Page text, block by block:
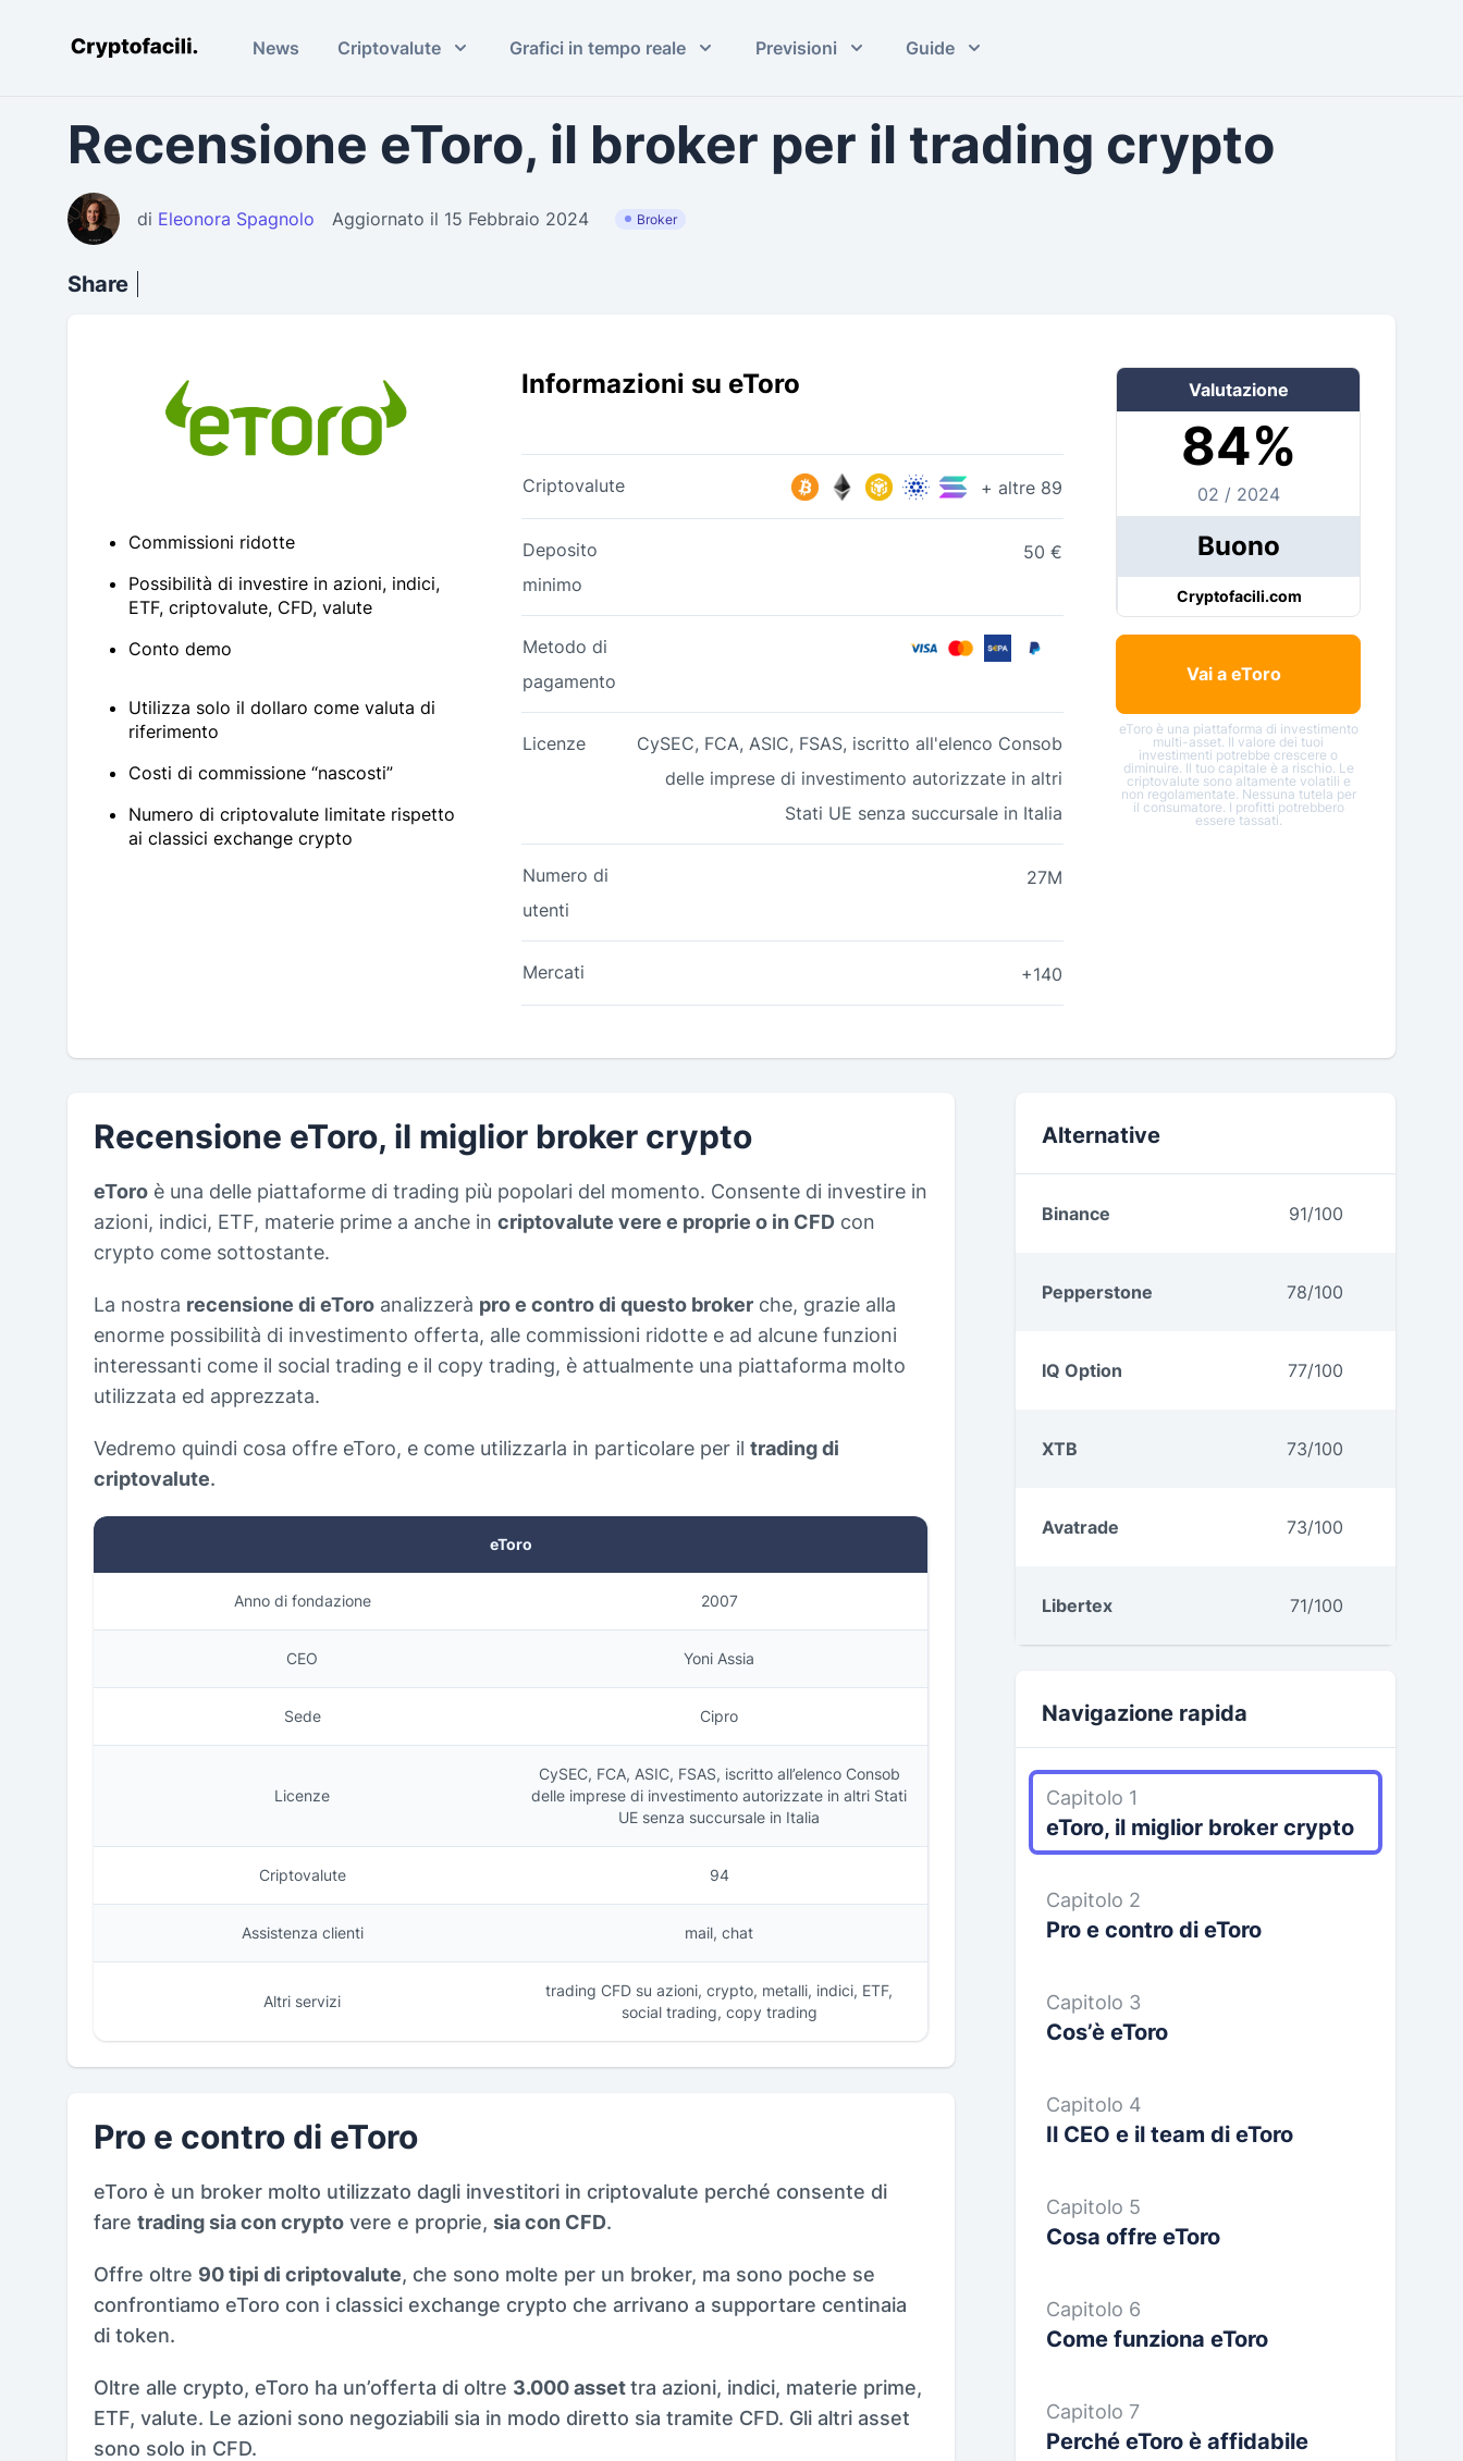
Cryptofacili.com News Criptovalute Grafici in tempo reale Previsioni Guide
Recensione eToro, il broker per il trading crypto
di Eleonora Spagnolo Aggiornato il 15 Febbraio 2024 Broker
Share
Commissioni ridotte
Possibilità di investire in azioni, indici,
ETF, criptovalute, CFD, valute
Conto demo
Utilizza solo il dollaro come valuta di
riferimento
Costi di commissione “nascosti”
Numero di criptovalute limitate rispetto
ai classici exchange crypto
Informazioni su eToro
Criptovalute + altre 89
Deposito
minimo
50 €
Metodo di
pagamento
Licenze
CySEC, FCA, ASIC, FSAS, iscritto all'elenco Consob
delle imprese di investimento autorizzate in altri
Stati UE senza succursale in Italia
Numero di
utenti
27M
Mercati +140
Valutazione
84%
02 / 2024
Buono
Cryptofacili.com
Vai a eToro
eToro è una piattaforma di investimento
multi-asset. Il valore dei tuoi
investimenti potrebbe crescere o
diminuire. Il tuo capitale è a rischio. Le
criptovalute sono altamente volatili e
non regolamentate. Nessuna tutela per
il consumatore. I profitti potrebbero
essere tassati.
Recensione eToro, il miglior broker crypto
eToro è una delle piattaforme di trading più popolari del momento. Consente di investire in
azioni, indici, ETF, materie prime a anche in criptovalute vere e proprie o in CFD con
crypto come sottostante.
La nostra recensione di eToro analizzerà pro e contro di questo broker che, grazie alla
enorme possibilità di investimento offerta, alle commissioni ridotte e ad alcune funzioni
interessanti come il social trading e il copy trading, è attualmente una piattaforma molto
utilizzata ed apprezzata.
Vedremo quindi cosa offre eToro, e come utilizzarla in particolare per il trading di
criptovalute.
eToro
Anno di fondazione 2007
CEO Yoni Assia
Sede Cipro
Licenze
CySEC, FCA, ASIC, FSAS, iscritto all’elenco Consob
delle imprese di investimento autorizzate in altri Stati
UE senza succursale in Italia
Criptovalute 94
Assistenza clienti mail, chat
Altri servizi
trading CFD su azioni, crypto, metalli, indici, ETF,
social trading, copy trading
Pro e contro di eToro
eToro è un broker molto utilizzato dagli investitori in criptovalute perché consente di
fare trading sia con crypto vere e proprie, sia con CFD.
Offre oltre 90 tipi di criptovalute, che sono molte per un broker, ma sono poche se
confrontiamo eToro con i classici exchange crypto che arrivano a supportare centinaia
di token.
Oltre alle crypto, eToro ha un’offerta di oltre 3.000 assettra azioni, indici, materie prime,
ETF, valute. Le azioni sono negoziabili sia in modo diretto sia tramite CFD. Gli altri asset
sono solo in CFD.
Alternative
Binance 91/100
Pepperstone 78/100
IQ Option 77/100
XTB 73/100
Avatrade 73/100
Libertex 71/100
Navigazione rapida
Capitolo 1
eToro, il miglior broker crypto
Capitolo 2
Pro e contro di eToro
Capitolo 3
Cos’è eToro
Capitolo 4
Il CEO e il team di eToro
Capitolo 5
Cosa offre eToro
Capitolo 6
Come funziona eToro
Capitolo 7
Perché eToro è affidabile